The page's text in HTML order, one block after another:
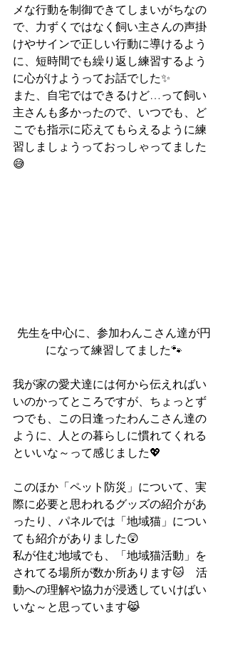
メな行動を制御できてしまいがちなの
で、力ずくではなく飼い主さんの声掛
けやサインで正しい行動に導けるよう
に、短時間でも繰り返し練習するよう
に心がけようってお話でした✨
また、自宅ではできるけど…って飼い
主さんも多かったので、いつでも、ど
こでも指示に応えてもらえるように練
習しましょうっておっしゃってました
😅
先生を中心に、参加わんこさん達が円
になって練習してました🐾
我が家の愛犬達には何から伝えればい
いのかってところですが、ちょっとず
つでも、この日逢ったわんこさん達の
ように、人との暮らしに慣れてくれる
といいな～って感じました💖
このほか「ペット防災」について、実
際に必要と思われるグッズの紹介があ
ったり、パネルでは「地域猫」につい
ても紹介がありました😲
私が住む地域でも、「地域猫活動」を
されてる場所が数か所あります🐱　活
動への理解や協力が浸透していけばい
いな～と思っています😹